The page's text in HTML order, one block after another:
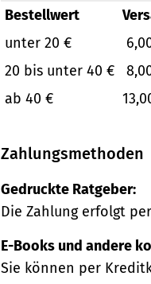
Bestellwert
unter 20 €
20 bis unter 40 €
ab 40 €
Zahlungsmethoden
Gedruckte Ratgeber:
Die Zahlung erfolgt
E-Books und andere
Sie können per